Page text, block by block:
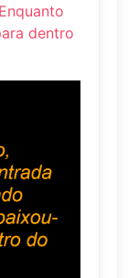
dentro